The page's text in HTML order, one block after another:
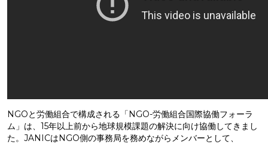
NGOと労働組合で構成される「NGO-労働組合国際協働フォーラ
ム」は、15年以上前から地球規模課題の解決に向け協働してきまし
た。JANICはNGO側の事務局を務めながらメンバーとして、